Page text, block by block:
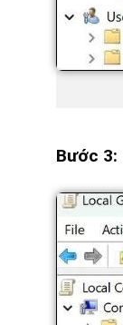
Bước 3: